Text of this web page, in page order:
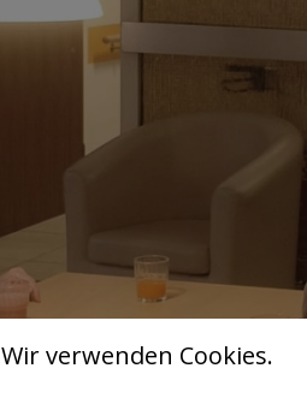
Wir verwenden Cookies.